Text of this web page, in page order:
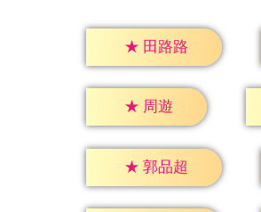
★ 田路路
★ 周遊
★ 郭品超